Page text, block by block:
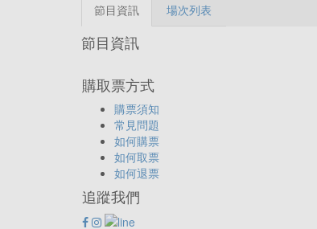
節目資訊 場次列表
節目資訊
購取票方式
購票須知
常見問題
如何購票
如何取票
如何退票
追蹤我們